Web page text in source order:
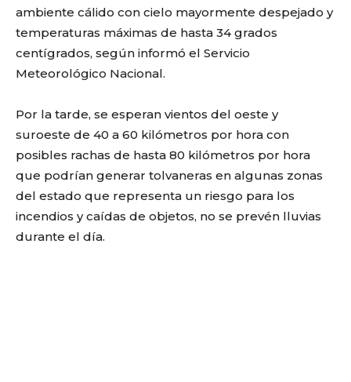
ambiente cálido con cielo mayormente despejado y
temperaturas máximas de hasta 34 grados
centígrados, según informó el Servicio
Meteorológico Nacional.
Por la tarde, se esperan vientos del oeste y
suroeste de 40 a 60 kilómetros por hora con
posibles rachas de hasta 80 kilómetros por hora
que podrían generar tolvaneras en algunas zonas
del estado que representa un riesgo para los
incendios y caídas de objetos, no se prevén lluvias
durante el día.